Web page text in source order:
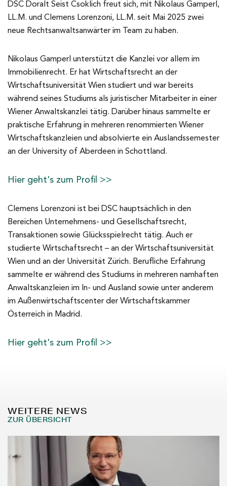
DSC Doralt Seist Csoklich freut sich, mit Nikolaus Gamperl,
LL.M. und Clemens Lorenzoni, LL.M. seit Mai 2025 zwei
neue Rechtsanwaltsanwärter im Team zu haben.
Nikolaus Gamperl unterstützt die Kanzlei vor allem im
Immobilienrecht. Er hat Wirtschaftsrecht an der
Wirtschaftsuniversität Wien studiert und war bereits
während seines Studiums als juristischer Mitarbeiter in einer
Wiener Anwaltskanzlei tätig. Darüber hinaus sammelte er
praktische Erfahrung in mehreren renommierten Wiener
Wirtschaftskanzleien und absolvierte ein Auslandssemester
an der University of Aberdeen in Schottland.
Hier geht's zum Profil >>
Clemens Lorenzoni ist bei DSC hauptsächlich in den
Bereichen Unternehmens- und Gesellschaftsrecht,
Transaktionen sowie Glücksspielrecht tätig. Auch er
studierte Wirtschaftsrecht – an der Wirtschaftsuniversität
Wien und an der Universität Zürich. Berufliche Erfahrung
sammelte er während des Studiums in mehreren namhaften
Anwaltskanzleien im In- und Ausland sowie unter anderem
im Außenwirtschaftscenter der Wirtschaftskammer
Österreich in Madrid.
Hier geht's zum Profil >>
WEITERE NEWS
ZUR ÜBERSICHT